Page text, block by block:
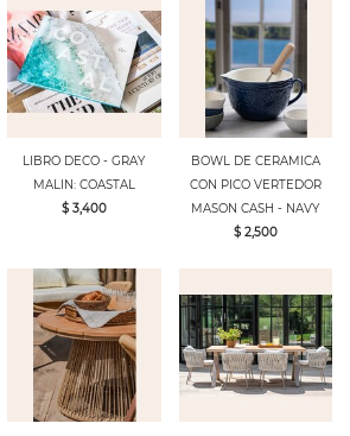
LIBRO DECO - GRAY
MALIN: COASTAL
$ 3,400
BOWL DE CERAMICA
CON PICO VERTEDOR
MASON CASH - NAVY
$ 2,500